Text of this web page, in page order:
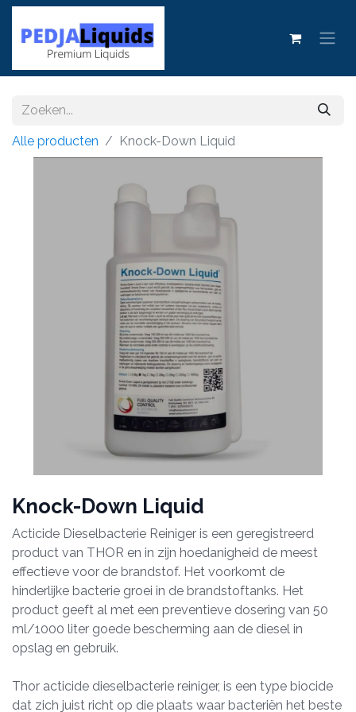
Alle producten Knock-Down Liquid
Knock-Down Liquid
Acticide Dieselbacterie Reiniger is een geregistreerd
product van THOR en in zijn hoedanigheid de meest
effectieve voor de brandstof. Het voorkomt de
hinderlijke bacterie groei in de brandstoftanks. Het
product geeft al met een preventieve dosering van 50
ml/1000 liter goede bescherming aan de diesel in
opslag en gebruik.
Thor acticide dieselbacterie reiniger, is een type biocide
dat zich juist richt op die plaats waar bacteriën het beste